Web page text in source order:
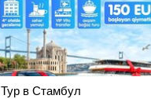
Тур в Стамбул